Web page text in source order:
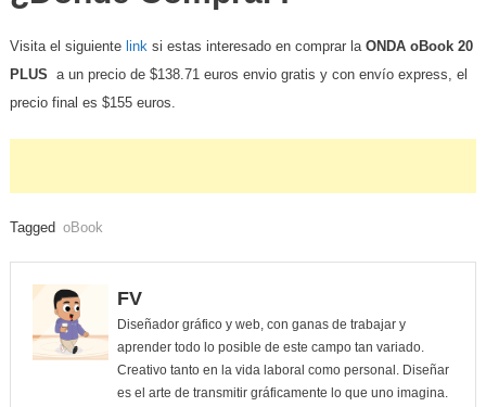
Visita el siguiente linksi estas interesado en comprar la ONDA oBook 20
PLUS a un precio de $138.71 euros envio gratis y con envío express, el
precio final es $155 euros.
Tagged oBook
FV
Diseñador gráfico y web, con ganas de trabajar y
aprender todo lo posible de este campo tan variado.
Creativo tanto en la vida laboral como personal. Diseñar
es el arte de transmitir gráficamente lo que uno imagina.